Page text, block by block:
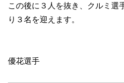
この後に３人を抜き、クルミ選
り３名を迎えます。
優花選手